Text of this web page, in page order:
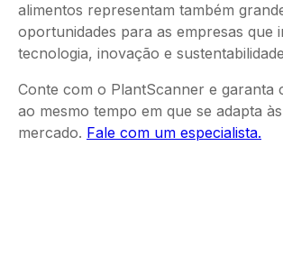
alimentos representam também
oportunidades para as empresas que
tecnologia, inovação e
Conte com o PlantScanner e garanta
ao mesmo tempo em que se adapta
mercado. Fale com um especialista.